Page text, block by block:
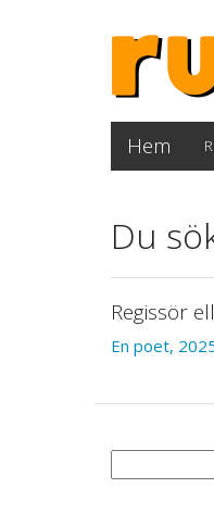
Hem
Du
Regissör
En poet,